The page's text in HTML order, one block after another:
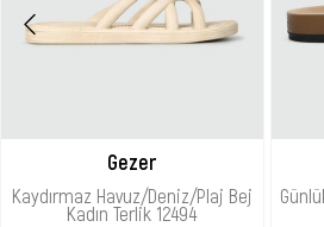
Gezer
Kaydırmaz Havuz/Deniz/Plaj Bej
Kadın Terlik 12494